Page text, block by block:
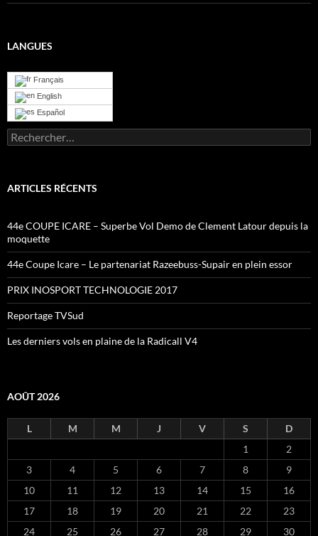
LANGUES
Français
English
Español
Rechercher :
ARTICLES RÉCENTS
44e COUPE ICARE – Superbe Vol Demo de Clement Latour depuis la
moquette
44e Coupe Icare – Le partenariat Razeebuss-Supair en plein essor
PRIX INOSPORT TECHNOLOGIE 2017
Reportage TVSud
Les derniers vols en plaine de la Radicall V4
AOÛT 2026
L M M J V S
D
1
2
3
4 5 6 7 8
9
10
11 12 13 14 15
16
17
18 19 20 21 22
23
24
25 26 27 28 29 30